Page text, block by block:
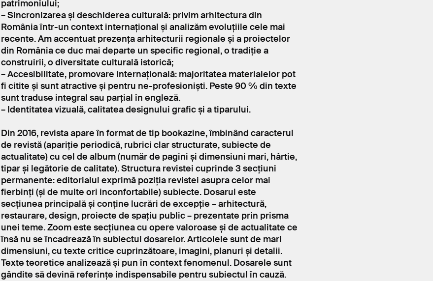
patrimoniului;
– Sincronizarea și deschiderea culturală: privim arhitectura din
România într-un context internațional și analizăm evoluțiile cele mai
recente. Am accentuat prezența arhitecturii regionale și a proiectelor
din România ce duc mai departe un specific regional, o tradiție a
construirii, o diversitate culturală istorică;
– Accesibilitate, promovare internațională: majoritatea materialelor pot
fi citite și sunt atractive și pentru ne-profesioniști. Peste 90 % din texte
sunt traduse integral sau parțial în engleză.
– Identitatea vizuală, calitatea designului grafic și a tiparului.
Din 2016, revista apare în format de tip bookazine, îmbinând caracterul
de revistă (apariție periodică, rubrici clar structurate, subiecte de
actualitate) cu cel de album (număr de pagini și dimensiuni mari, hârtie,
tipar și legătorie de calitate). Structura revistei cuprinde 3 secțiuni
permanente: editorialul exprimă poziția revistei asupra celor mai
fierbinți (și de multe ori inconfortabile) subiecte. Dosarul este
secțiunea principală și conține lucrări de excepție – arhitectură,
restaurare, design, proiecte de spațiu public – prezentate prin prisma
unei teme. Zoom este secțiunea cu opere valoroase și de actualitate ce
însă nu se încadrează în subiectul dosarelor. Articolele sunt de mari
dimensiuni, cu texte critice cuprinzătoare, imagini, planuri și detalii.
Texte teoretice analizează și pun în context fenomenul. Dosarele sunt
gândite să devină referințe indispensabile pentru subiectul în cauză.